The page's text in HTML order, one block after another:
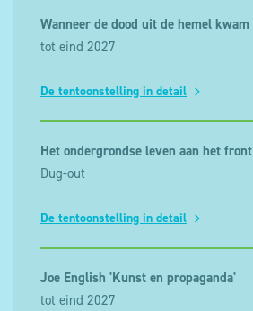
Wanneer de dood uit de hemel kwam
tot eind 2027
De tentoonstelling in detail
Het ondergrondse leven aan het front
Dug-out
De tentoonstelling in detail
Joe English 'Kunst en propaganda'
tot eind 2027